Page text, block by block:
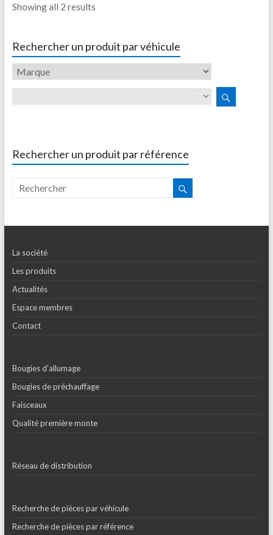
Showing all 2 results
Rechercher un produit par véhicule
Rechercher un produit par référence
La société
Les produits
Actualités
Espace membres
Contact
Bougies d’allumage
Bougies de préchauffage
Faisceaux
Qualité première monte
Réseau de distribution
Recherche de pièces par véhicule
Recherche de pièces par référence